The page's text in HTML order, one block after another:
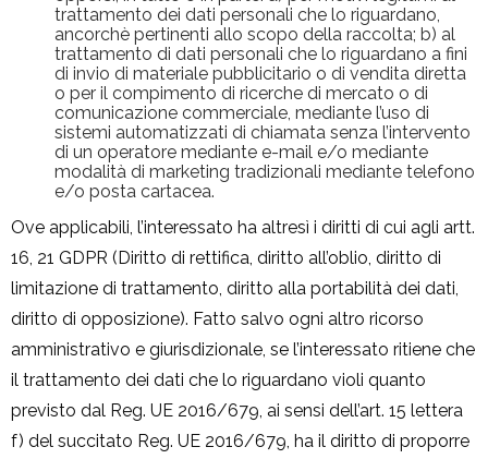
trattamento dei dati personali che lo riguardano,
ancorchè pertinenti allo scopo della raccolta; b) al
trattamento di dati personali che lo riguardano a fini
di invio di materiale pubblicitario o di vendita diretta
o per il compimento di ricerche di mercato o di
comunicazione commerciale, mediante l’uso di
sistemi automatizzati di chiamata senza l’intervento
di un operatore mediante e-mail e/o mediante
modalità di marketing tradizionali mediante telefono
e/o posta cartacea.
Ove applicabili, l’interessato ha altresì i diritti di cui agli artt.
16, 21 GDPR (Diritto di rettifica, diritto all’oblio, diritto di
limitazione di trattamento, diritto alla portabilità dei dati,
diritto di opposizione). Fatto salvo ogni altro ricorso
amministrativo e giurisdizionale, se l’interessato ritiene che
il trattamento dei dati che lo riguardano violi quanto
previsto dal Reg. UE 2016/679, ai sensi dell’art. 15 lettera
f) del succitato Reg. UE 2016/679, ha il diritto di proporre